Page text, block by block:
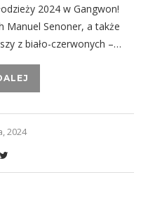
2024 w Gangwon!
Manuel Senoner, a także
z biało-czerwonych –…
2024